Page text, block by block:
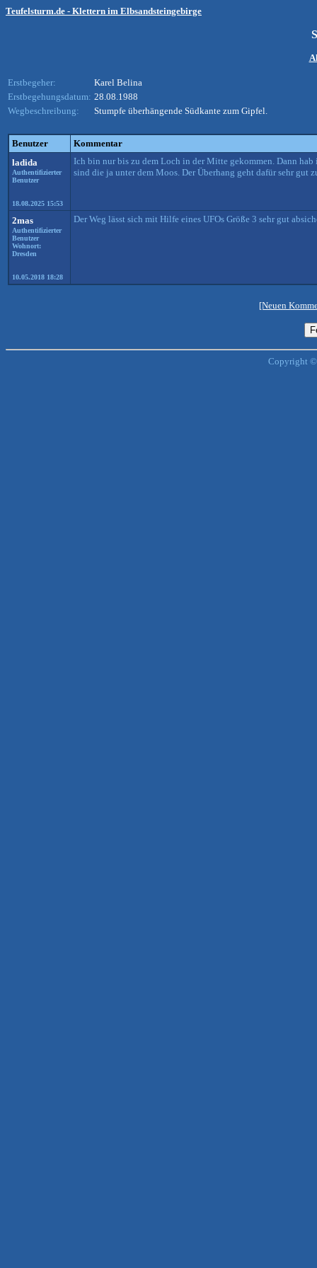
Teufelsturm.de - Klettern im Elbsandsteingebirge
Erstbegeher:
Karel Belina
Erstbegehungsdatum: 28.08.1988
Wegbeschreibung:
Stumpfe überhängende Südkante zum Gipfel.
Benutzer
Kommentar
ladida
Authentifizierter
Benutzer
18.08.2025 15:53
Ich bin nur bis zu dem Loch in der Mitte gekommen. Dann
sind die ja unter dem Moos. Der Überhang geht dafür sehr gut
2mas
Authentifizierter
Benutzer
Wohnort:
Dresden
10.05.2018 18:28
Der Weg lässt sich mit Hilfe eines UFOs Größe 3 sehr gut
[Neuen
Copyright ©